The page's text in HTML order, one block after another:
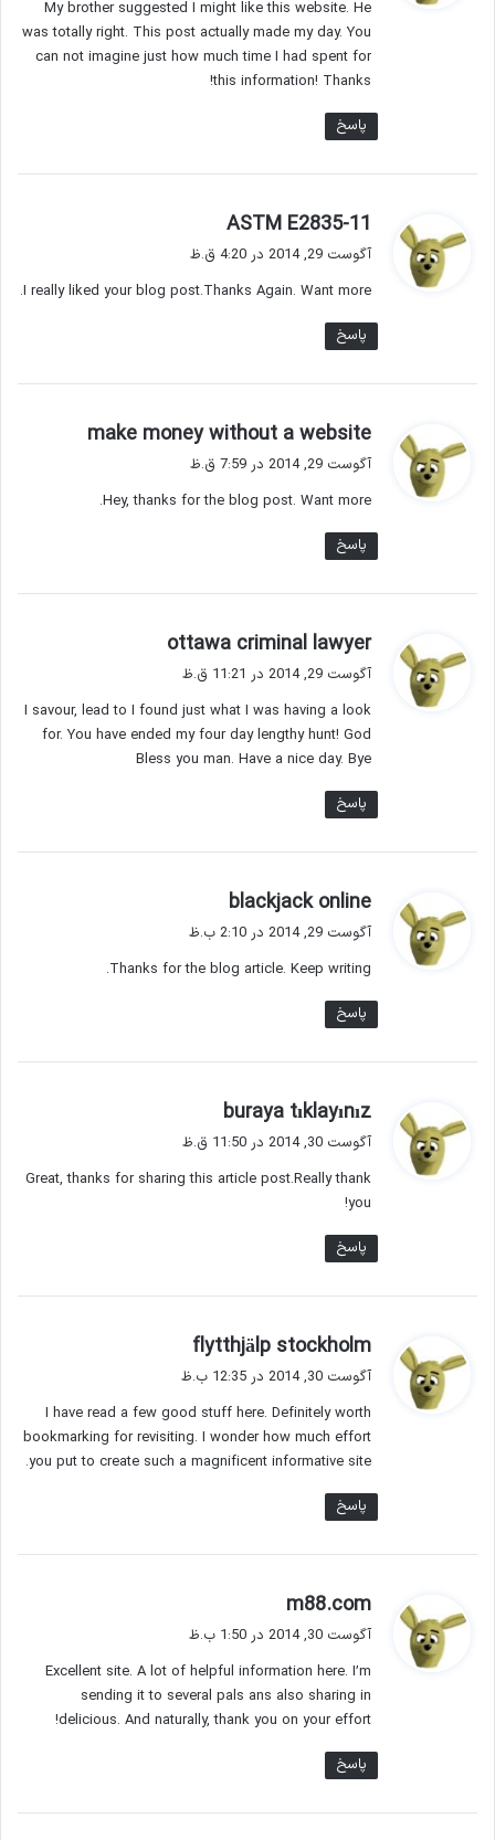
My brother suggested I might like this website. He
was totally right. This post actually made my day. You
can not imagine just how much time I had spent for
this information! Thanks!
پاسخ
ASTM E2835-11
ف
:
آگوست 29, 2014 در 4:20 ق.ظ
I really liked your blog post.Thanks Again. Want more.
پاسخ
make money without a website
آگوست 29, 2014 در 7:59 ق.ظ
Hey, thanks for the blog post. Want more.
پاسخ
ottawa criminal lawyer
:
آگوست 29, 2014 در 11:21 ق.ظ
I savour, lead to I found just what I was having a look
for. You have ended my four day lengthy hunt! God
Bless you man. Have a nice day. Bye
پاسخ
blackjack online
ف
:
آگوست 29, 2014 در 2:10 ب.ظ
Thanks for the blog article. Keep writing.
پاسخ
buraya tıklayınız
ف
:
آگوست 30, 2014 در 11:50 ق.ظ
Great, thanks for sharing this article post.Really thank
you!
پاسخ
flytthjälp stockholm
ف
:
آگوست 30, 2014 در 12:35 ب.ظ
I have read a few good stuff here. Definitely worth
bookmarking for revisiting. I wonder how much effort
you put to create such a magnificent informative site.
پاسخ
m88.com
ف
:
آگوست 30, 2014 در 1:50 ب.ظ
Excellent site. A lot of helpful information here. I’m
sending it to several pals ans also sharing in
delicious. And naturally, thank you on your effort!
پاسخ